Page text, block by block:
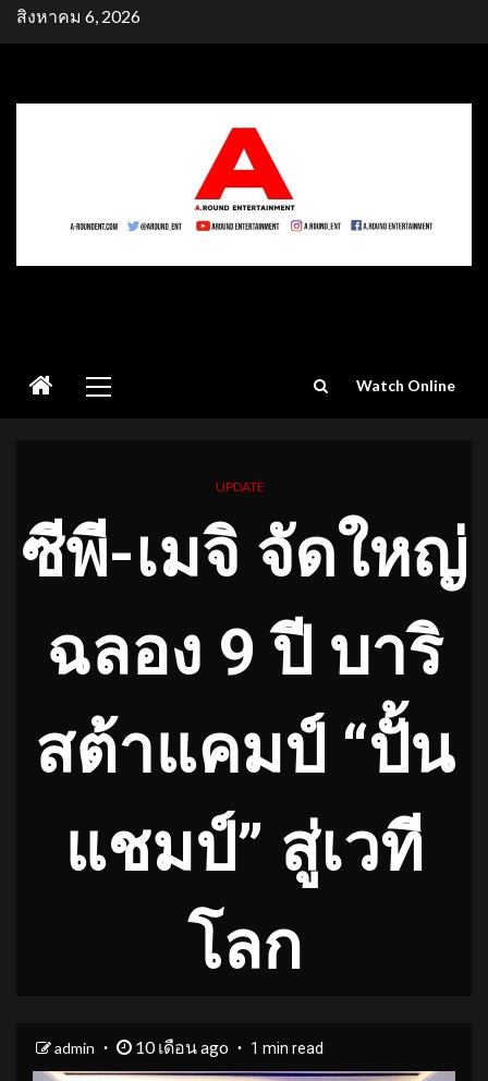
Skipสิงหาคม 6, 2026
Menu
Watch Online
UPDATE
ซีพี-เมจิ จัดใหญ่
ฉลอง 9 ปี บาริ
สต้าแคมป์ “ปั้น
แชมป์” สู่เวที
โลก
admin 10 เดือน ago 1 min read